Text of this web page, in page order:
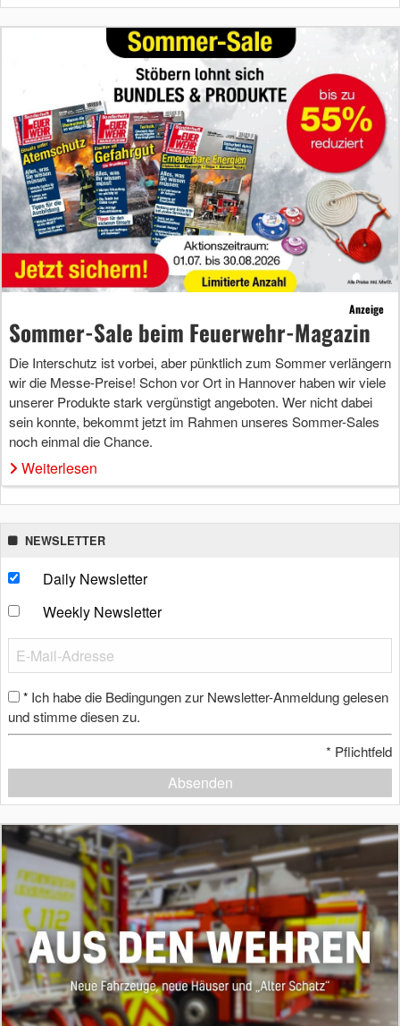
Anzeige
Sommer-Sale beim Feuerwehr-Magazin
Die Interschutz ist vorbei, aber pünktlich zum Sommer verlängern
wir die Messe-Preise! Schon vor Ort in Hannover haben wir viele
unserer Produkte stark vergünstigt angeboten. Wer nicht dabei
sein konnte, bekommt jetzt im Rahmen unseres Sommer-Sales
noch einmal die Chance.
Weiterlesen
NEWSLETTER
Daily Newsletter
Weekly Newsletter
* Ich habe die Bedingungen zur Newsletter-Anmeldung gelesen
und stimme diesen zu.
* Pflichtfeld
Absenden